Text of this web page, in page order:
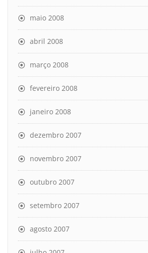
maio 2008
abril 2008
março 2008
fevereiro 2008
janeiro 2008
dezembro 2007
novembro 2007
outubro 2007
setembro 2007
agosto 2007